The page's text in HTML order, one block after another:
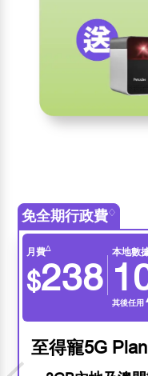
免全期行政費♢
月費∆
$238
本地數
其後任用
至得寵5G Plan